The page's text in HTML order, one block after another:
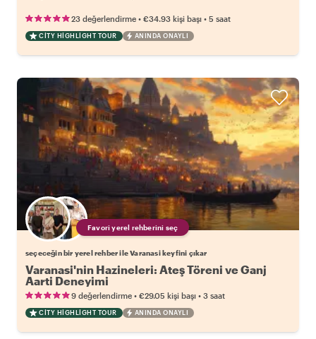
23 değerlendirme • €34.93 kişi başı • 5 saat
CITY HIGHLIGHT TOUR ANINDA ONAYLI
Favori yerel rehberini seç
seçeceğin bir yerel rehber ile Varanasi keyfini çıkar
Varanasi'nin Hazineleri: Ateş Töreni ve Ganj
Aarti Deneyimi
9 değerlendirme • €29.05 kişi başı • 3 saat
CITY HIGHLIGHT TOUR ANINDA ONAYLI